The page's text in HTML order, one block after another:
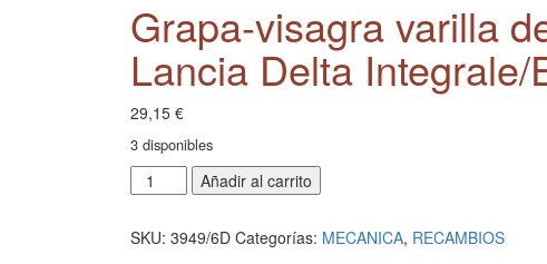
Grapa-visagra varilla
Lancia Delta Integrale/
29,15 €
3 disponibles
Grapa-
visagra
del
Añadir al carrito
SKU: 3949/6D Categorías: MECANICA, RECAMBIOS